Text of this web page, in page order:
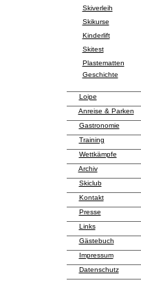
Skiverleih
Skikurse
Kinderlift
Skitest
Plastematten
Geschichte
Loipe
Anreise & Parken
Gastronomie
Training
Wettkämpfe
Archiv
Skiclub
Kontakt
Presse
Links
Gästebuch
Impressum
Datenschutz